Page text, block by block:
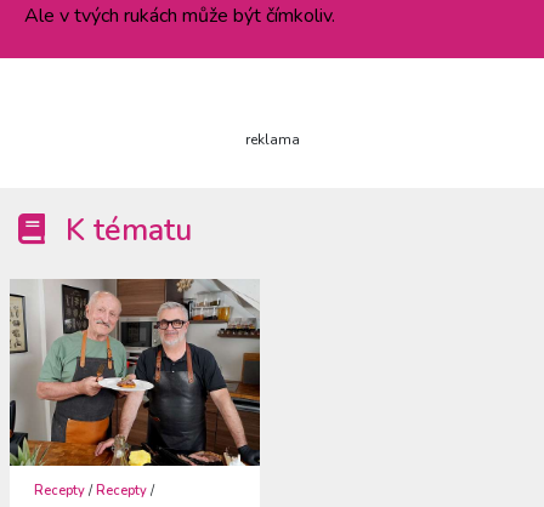
Ale v tvých rukách může být čímkoliv.
reklama
K tématu
Recepty / Recepty /